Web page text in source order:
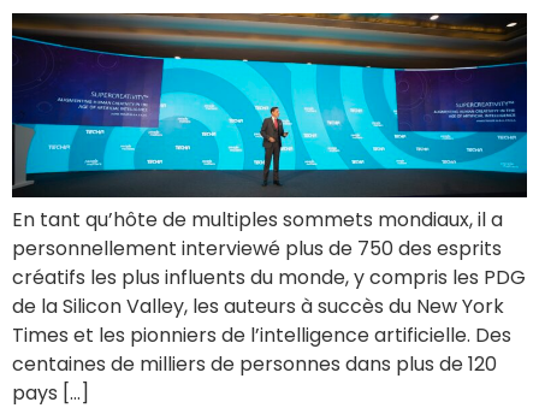
En tant qu’hôte de multiples sommets mondiaux, il a
personnellement interviewé plus de 750 des esprits
créatifs les plus influents du monde, y compris les PDG
de la Silicon Valley, les auteurs à succès du New York
Times et les pionniers de l’intelligence artificielle. Des
centaines de milliers de personnes dans plus de 120
pays […]